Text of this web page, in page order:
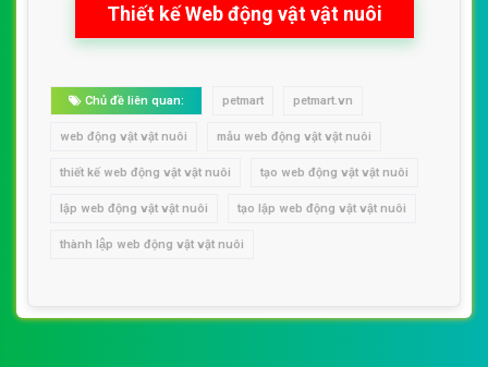
Thiết kế Web động vật vật nuôi
Chủ đề liên quan: petmart petmart.vn
web động vật vật nuôi mẫu web động vật vật nuôi
thiết kế web động vật vật nuôi tạo web động vật vật nuôi
lập web động vật vật nuôi tạo lập web động vật vật nuôi
thành lập web động vật vật nuôi